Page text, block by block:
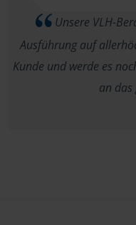
Unsere VLH-
Ausführung auf
Kunde und werde es
an das